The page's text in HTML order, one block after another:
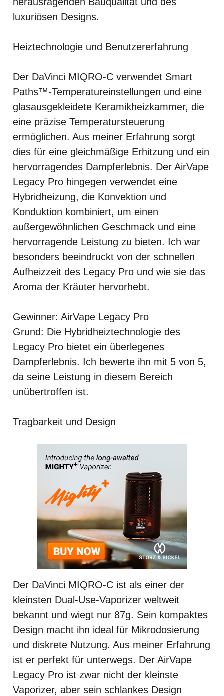
luxuriösen Designs.
Heiztechnologie und Benutzererfahrung
Der DaVinci MIQRO-C verwendet Smart
Paths™-Temperatureinstellungen und eine
glasausgekleidete Keramikheizkammer, die
eine präzise Temperatursteuerung
ermöglichen. Aus meiner Erfahrung sorgt
dies für eine gleichmäßige Erhitzung und ein
hervorragendes Dampferlebnis. Der AirVape
Legacy Pro hingegen verwendet eine
Hybridheizung, die Konvektion und
Konduktion kombiniert, um einen
außergewöhnlichen Geschmack und eine
hervorragende Leistung zu bieten. Ich war
besonders beeindruckt von der schnellen
Aufheizzeit des Legacy Pro und wie sie das
Aroma der Kräuter hervorhebt.
Gewinner: AirVape Legacy Pro
Grund: Die Hybridheiztechnologie des
Legacy Pro bietet ein überlegenes
Dampferlebnis. Ich bewerte ihn mit 5 von 5,
da seine Leistung in diesem Bereich
unübertroffen ist.
Tragbarkeit und Design
Der DaVinci MIQRO-C ist als einer der
kleinsten Dual-Use-Vaporizer weltweit
bekannt und wiegt nur 87g. Sein kompaktes
Design macht ihn ideal für Mikrodosierung
und diskrete Nutzung. Aus meiner Erfahrung
ist er perfekt für unterwegs. Der AirVape
Legacy Pro ist zwar nicht der kleinste
Vaporizer, aber sein schlankes Design